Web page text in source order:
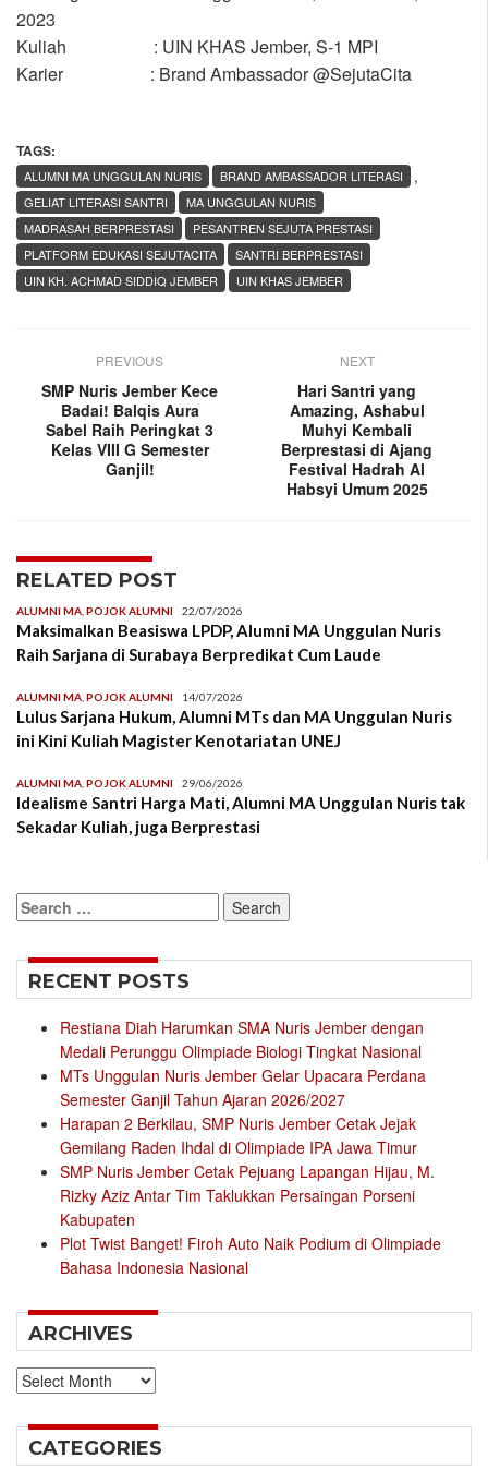
2023
Kuliah : UIN KHAS Jember, S-1 MPI
Karier : Brand Ambassador @SejutaCita
TAGS:
,
ALUMNI MA UNGGULAN NURIS
BRAND AMBASSADOR LITERASI
GELIAT LITERASI SANTRI
MA UNGGULAN NURIS
MADRASAH BERPRESTASI
PESANTREN SEJUTA PRESTASI
PLATFORM EDUKASI SEJUTACITA
SANTRI BERPRESTASI
UIN KH. ACHMAD SIDDIQ JEMBER
UIN KHAS JEMBER
PREVIOUS
SMP Nuris Jember Kece
Badai! Balqis Aura
Sabel Raih Peringkat 3
Kelas VIII G Semester
Ganjil!
NEXT
Hari Santri yang
Amazing, Ashabul
Muhyi Kembali
Berprestasi di Ajang
Festival Hadrah Al
Habsyi Umum 2025
RELATED POST
ALUMNI MA POJOK ALUMNI 22/07/2026
Maksimalkan Beasiswa LPDP, Alumni MA Unggulan Nuris
Raih Sarjana di Surabaya Berpredikat Cum Laude
ALUMNI MA POJOK ALUMNI 14/07/2026
Lulus Sarjana Hukum, Alumni MTs dan MA Unggulan Nuris
ini Kini Kuliah Magister Kenotariatan UNEJ
ALUMNI MA POJOK ALUMNI 29/06/2026
Idealisme Santri Harga Mati, Alumni MA Unggulan Nuris tak
Sekadar Kuliah, juga Berprestasi
Search
for:
RECENT POSTS
Restiana Diah Harumkan SMA Nuris Jember dengan
Medali Perunggu Olimpiade Biologi Tingkat Nasional
MTs Unggulan Nuris Jember Gelar Upacara Perdana
Semester Ganjil Tahun Ajaran 2026/2027
Harapan 2 Berkilau, SMP Nuris Jember Cetak Jejak
Gemilang Raden Ihdal di Olimpiade IPA Jawa Timur
SMP Nuris Jember Cetak Pejuang Lapangan Hijau, M.
Rizky Aziz Antar Tim Taklukkan Persaingan Porseni
Kabupaten
Plot Twist Banget! Firoh Auto Naik Podium di Olimpiade
Bahasa Indonesia Nasional
ARCHIVES
Archives
CATEGORIES